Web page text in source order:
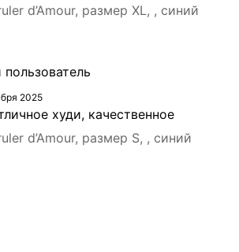
d’Amour, размер XL, , синий
2025
худи, качественное
d’Amour, размер S, , синий